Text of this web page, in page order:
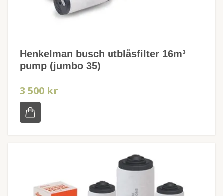
Henkelman busch utblåsfilter 16m³
pump (jumbo 35)
3 500 kr